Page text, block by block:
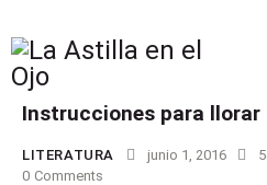
Instrucciones para llorar
LITERATURA junio 1, 2016
0 Comments